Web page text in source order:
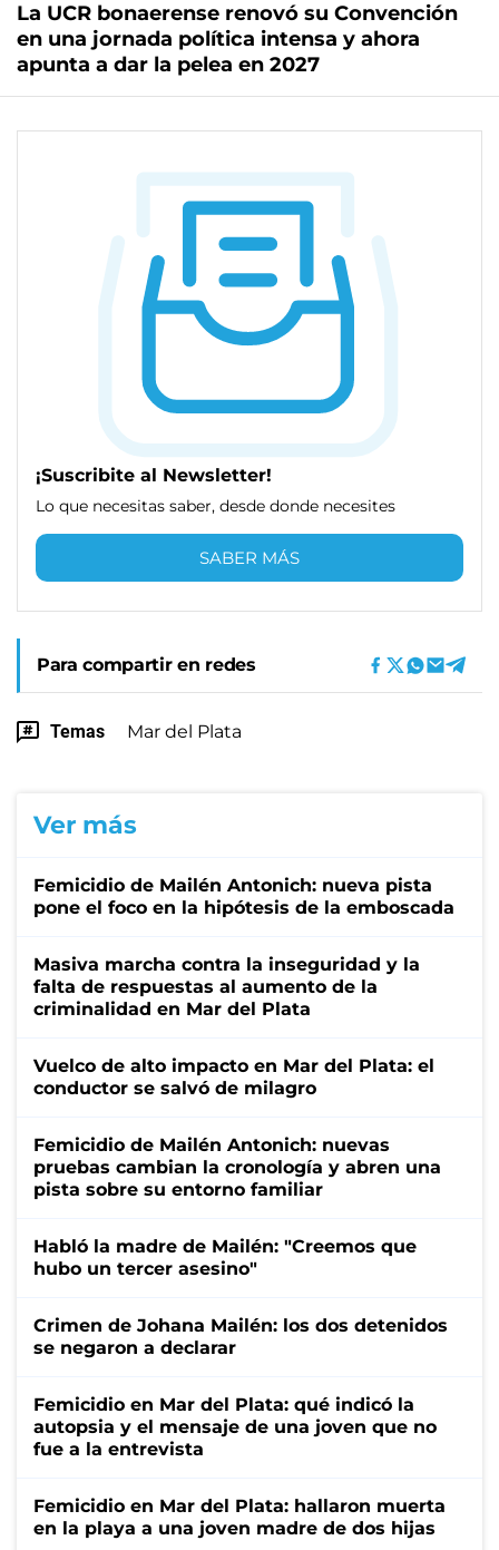
La UCR bonaerense renovó su Convención
en una jornada política intensa y ahora
apunta a dar la pelea en 2027
¡Suscribite al Newsletter!
Lo que necesitas saber, desde donde necesites
SABER MÁS
Para compartir en redes
Temas Mar del Plata
Ver más
Femicidio de Mailén Antonich: nueva pista
pone el foco en la hipótesis de la emboscada
Masiva marcha contra la inseguridad y la
falta de respuestas al aumento de la
criminalidad en Mar del Plata
Vuelco de alto impacto en Mar del Plata: el
conductor se salvó de milagro
Femicidio de Mailén Antonich: nuevas
pruebas cambian la cronología y abren una
pista sobre su entorno familiar
Habló la madre de Mailén: "Creemos que
hubo un tercer asesino"
Crimen de Johana Mailén: los dos detenidos
se negaron a declarar
Femicidio en Mar del Plata: qué indicó la
autopsia y el mensaje de una joven que no
fue a la entrevista
Femicidio en Mar del Plata: hallaron muerta
en la playa a una joven madre de dos hijas